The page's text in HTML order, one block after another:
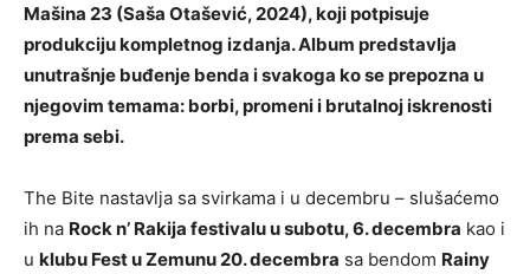
Mašina 23 (Saša Otašević, 2024), koji potpisuje
produkciju kompletnog izdanja. Album predstavlja
unutrašnje buđenje benda i svakoga ko se prepozna u
njegovim temama: borbi, promeni i brutalnoj iskrenosti
prema sebi.
The Bite nastavlja sa svirkama i u decembru – slušaćemo
ih na Rock n’ Rakija festivalu u subotu, 6. decembra kao i
u klubu Fest u Zemunu 20. decembra sa bendom Rainy